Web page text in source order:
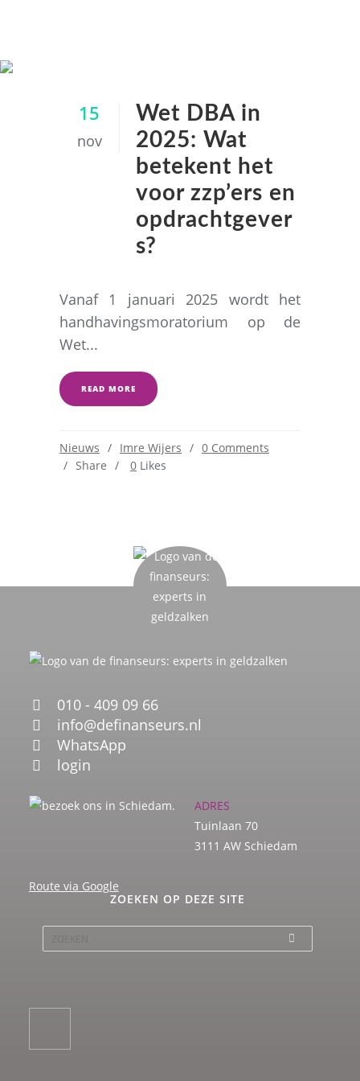
arbeidsmarkt Tag
15
nov
Wet DBA in
2025: Wat
betekent het
voor zzp’ers en
opdrachtgever
s?
Vanaf 1 januari 2025 wordt het
handhavingsmoratorium op de
Wet...
READ MORE
Nieuws Imre Wijers
0 Comments
Share
0 Likes
010 - 409 09 66
info@definanseurs.nl
WhatsApp
login
ADRES
Tuinlaan 70
3111 AW Schiedam
Route via Google
ZOEKEN OP DEZE SITE